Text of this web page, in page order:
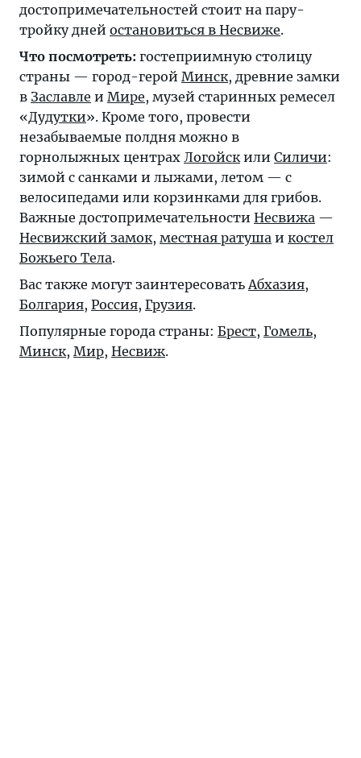
достопримечательностей стоит на пару-
тройку дней остановиться в Несвиже.
Что посмотреть: гостеприимную столицу
страны — город-герой Минск, древние замки
в Заславле и Мире, музей старинных ремесел
«Дудутки». Кроме того, провести
незабываемые полдня можно в
горнолыжных центрах Логойск или Силичи:
зимой с санками и лыжами, летом — с
велосипедами или корзинками для грибов.
Важные достопримечательности Несвижа —
Несвижский замок, местная ратуша и костел
Божьего Тела.
Вас также могут заинтересовать Абхазия,
Болгария, Россия, Грузия.
Популярные города страны: Брест, Гомель,
Минск, Мир, Несвиж.